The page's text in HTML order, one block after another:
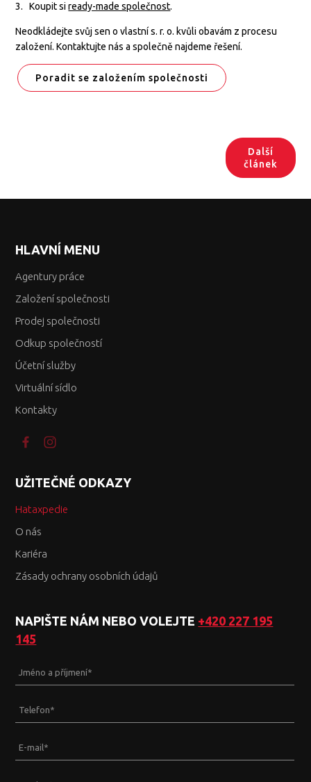
Koupit siready-made společnost.
Neodkládejte svůj sen o vlastní s. r. o. kvůli obavám z procesu
založení. Kontaktujte nás a společně najdeme řešení.
Poradit se založením společnosti
Další
článek
HLAVNÍ MENU
Agentury práce
Založení společnosti
Prodej společnosti
Odkup společností
Účetní služby
Virtuální sídlo
Kontakty
UŽITEČNÉ ODKAZY
Hataxpedie
O nás
Kariéra
Zásady ochrany osobních údajů
NAPIŠTE NÁM NEBO VOLEJTE +420 227 195
145
Jméno a příjmení*
Telefon*
E-mail*